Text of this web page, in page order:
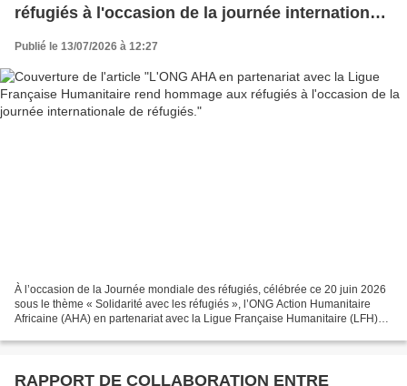
réfugiés à l'occasion de la journée internationale
Publié le 13/07/2026 à 12:27
À l’occasion de la Journée mondiale des réfugiés, célébrée ce 20 juin 2026
sous le thème « Solidarité avec les réfugiés », l’ONG Action Humanitaire
Africaine (AHA) en partenariat avec la Ligue Française Humanitaire (LFH)
RAPPORT DE COLLABORATION ENTRE